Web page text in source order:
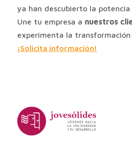
ya han descubierto la potencia
Une tu empresa a nuestros
experimenta la transformación
¡Solicita información!